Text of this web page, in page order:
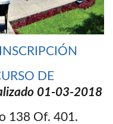
DE
01-03-2018
138 Of. 401.